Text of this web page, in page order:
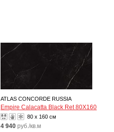
ATLAS CONCORDE RUSSIA
Empire Calacatta Black Ret 80X160
80 x 160 см
4 940 руб./кв.м